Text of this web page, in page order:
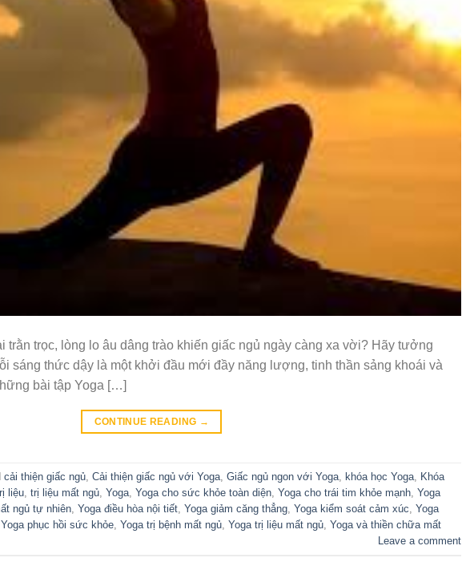
trằn trọc, lòng lo âu dâng trào khiến giấc ngủ ngày càng xa vời? Hãy tưởng
sáng thức dậy là một khởi đầu mới đầy năng lượng, tinh thần sảng khoái và
bài tập Yoga […]
CONTINUE READING →
cải thiện giấc ngủ Cải thiện giấc ngủ với Yoga Giấc ngủ ngon với Yoga khóa học Yoga Khóa
liệu trị liệu mất ngủ Yoga Yoga cho sức khỏe toàn diện Yoga cho trái tim khỏe mạnh Yoga
ngủ tự nhiên Yoga điều hòa nội tiết Yoga giảm căng thẳng Yoga kiểm soát cảm xúc Yoga
Yoga phục hồi sức khỏe Yoga trị bệnh mất ngủ Yoga trị liệu mất ngủ Yoga và thiền chữa mất
Leave a comment